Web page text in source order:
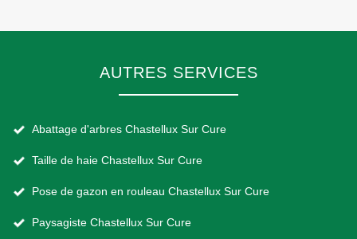
AUTRES SERVICES
Abattage d'arbres Chastellux Sur Cure
Taille de haie Chastellux Sur Cure
Pose de gazon en rouleau Chastellux Sur Cure
Paysagiste Chastellux Sur Cure